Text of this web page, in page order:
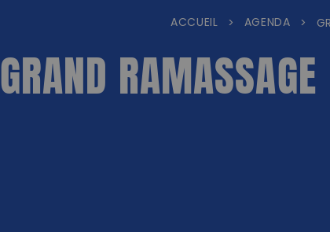
ACCUEIL > AGENDA >
GRAND RAMASSAGE